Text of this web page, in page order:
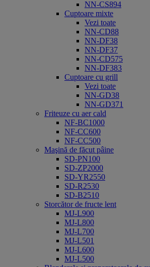
NN-CS894
Cuptoare mixte
Vezi toate
NN-CD88
NN-DF38
NN-DF37
NN-CD575
NN-DF383
Cuptoare cu grill
Vezi toate
NN-GD38
NN-GD371
Friteuze cu aer cald
NF-BC1000
NF-CC600
NF-CC500
Maşină de făcut pâine
SD-PN100
SD-ZP2000
SD-YR2550
SD-R2530
SD-B2510
Storcător de fructe lent
MJ-L900
MJ-L800
MJ-L700
MJ-L501
MJ-L600
MJ-L500